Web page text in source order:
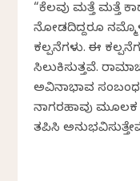
“ಕೆಲವು ಮತ್ತೆ ಮತ್ತೆ
ನೋಡದಿದ್ದರೂ
ಕಲ್ಪನೆಗಳು. ಈ
ಸಿಲುಕಿಸುತ್ತವೆ.
ಅವಿನಾಭಾವ
ನಾಗರಹಾವು ಮೂಲಕ
ತಪಿಸಿ